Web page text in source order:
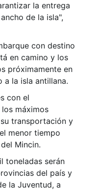
la entrega
de la isla",
con destino
en camino y los
próximamente en
a la isla antillana.
con el
máximos
transportación y
menor tiempo
Mincin.
toneladas serán
del país y
la Juventud, a